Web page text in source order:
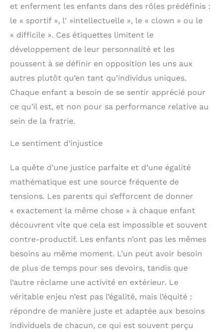
et enferment les enfants dans des rôles prédéfinis :
le « sportif », l' »intellectuelle », le « clown » ou le
« difficile ». Ces étiquettes limitent le
développement de leur personnalité et les
poussent à se définir en opposition les uns aux
autres plutôt qu’en tant qu’individus uniques.
Chaque enfant a besoin de se sentir apprécié pour
ce qu’il est, et non pour sa performance relative au
sein de la fratrie.
Le sentiment d’injustice
La quête d’une justice parfaite et d’une égalité
mathématique est une source fréquente de
tensions. Les parents qui s’efforcent de donner
« exactement la même chose » à chaque enfant
découvrent vite que cela est impossible et souvent
contre-productif. Les enfants n’ont pas les mêmes
besoins au même moment. L’un peut avoir besoin
de plus de temps pour ses devoirs, tandis que
l’autre réclame une activité en extérieur. Le
véritable enjeu n’est pas l’égalité, mais l’équité :
répondre de manière juste et adaptée aux besoins
individuels de chacun, ce qui est souvent perçu